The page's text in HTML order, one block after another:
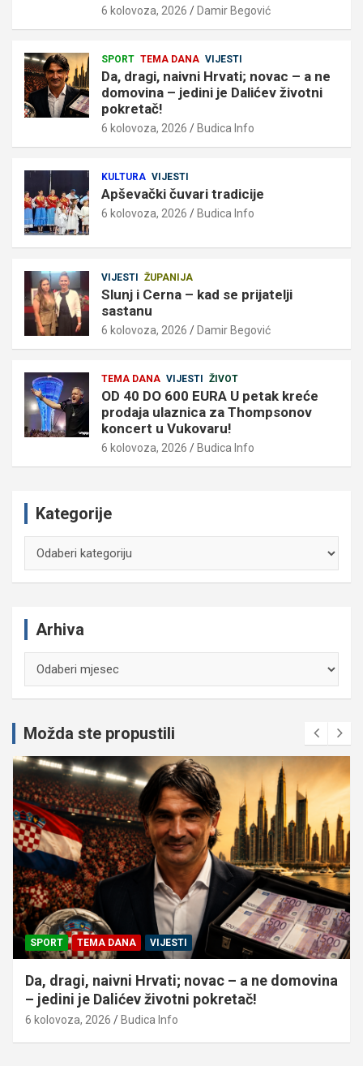
6 kolovoza, 2026 Damir Begović
SPORT TEMA DANA VIJESTI
Da, dragi, naivni Hrvati; novac – a ne
domovina – jedini je Dalićev životni
pokretač!
6 kolovoza, 2026 Budica Info
KULTURA VIJESTI
Apševački čuvari tradicije
6 kolovoza, 2026 Budica Info
VIJESTI ŽUPANIJA
Slunj i Cerna – kad se prijatelji
sastanu
6 kolovoza, 2026 Damir Begović
TEMA DANA VIJESTI ŽIVOT
OD 40 DO 600 EURA U petak kreće
prodaja ulaznica za Thompsonov
koncert u Vukovaru!
6 kolovoza, 2026 Budica Info
Kategorije
Arhiva
Možda ste propustili
SPORT TEMA DANA VIJESTI
Da, dragi, naivni Hrvati; novac – a ne domovina
– jedini je Dalićev životni pokretač!
6 kolovoza, 2026 Budica Info